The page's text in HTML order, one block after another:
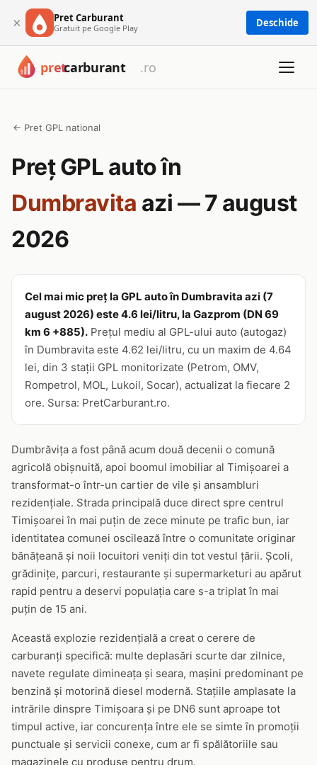
× Pret Carburant
Gratuit pe Google Play Deschide
← Pret GPL national
Preț GPL auto în
Dumbravita azi — 7 august
2026
Cel mai mic preț la GPL auto în Dumbravita azi (7
august 2026) este 4.6 lei/litru, la Gazprom (DN 69
km 6 +885). Prețul mediu al GPL-ului auto (autogaz)
în Dumbravita este 4.62 lei/litru, cu un maxim de 4.64
lei, din 3 stații GPL monitorizate (Petrom, OMV,
Rompetrol, MOL, Lukoil, Socar), actualizat la fiecare 2
ore. Sursa: PretCarburant.ro.
Dumbrăvița a fost până acum două decenii o comună
agricolă obișnuită, apoi boomul imobiliar al Timișoarei a
transformat-o într-un cartier de vile și ansambluri
rezidențiale. Strada principală duce direct spre centrul
Timișoarei în mai puțin de zece minute pe trafic bun, iar
identitatea comunei oscilează între o comunitate originar
bănățeană și noii locuitori veniți din tot vestul țării. Școli,
grădinițe, parcuri, restaurante și supermarketuri au apărut
rapid pentru a deservi populația care s-a triplat în mai
puțin de 15 ani.
Această explozie rezidențială a creat o cerere de
carburanți specifică: multe deplasări scurte dar zilnice,
navete regulate dimineața și seara, mașini predominant pe
benzină și motorină diesel modernă. Stațiile amplasate la
intrările dinspre Timișoara și pe DN6 sunt aproape tot
timpul active, iar concurența între ele se simte în promoții
punctuale și servicii conexe, cum ar fi spălătoriile sau
magazinele cu produse pentru drum.